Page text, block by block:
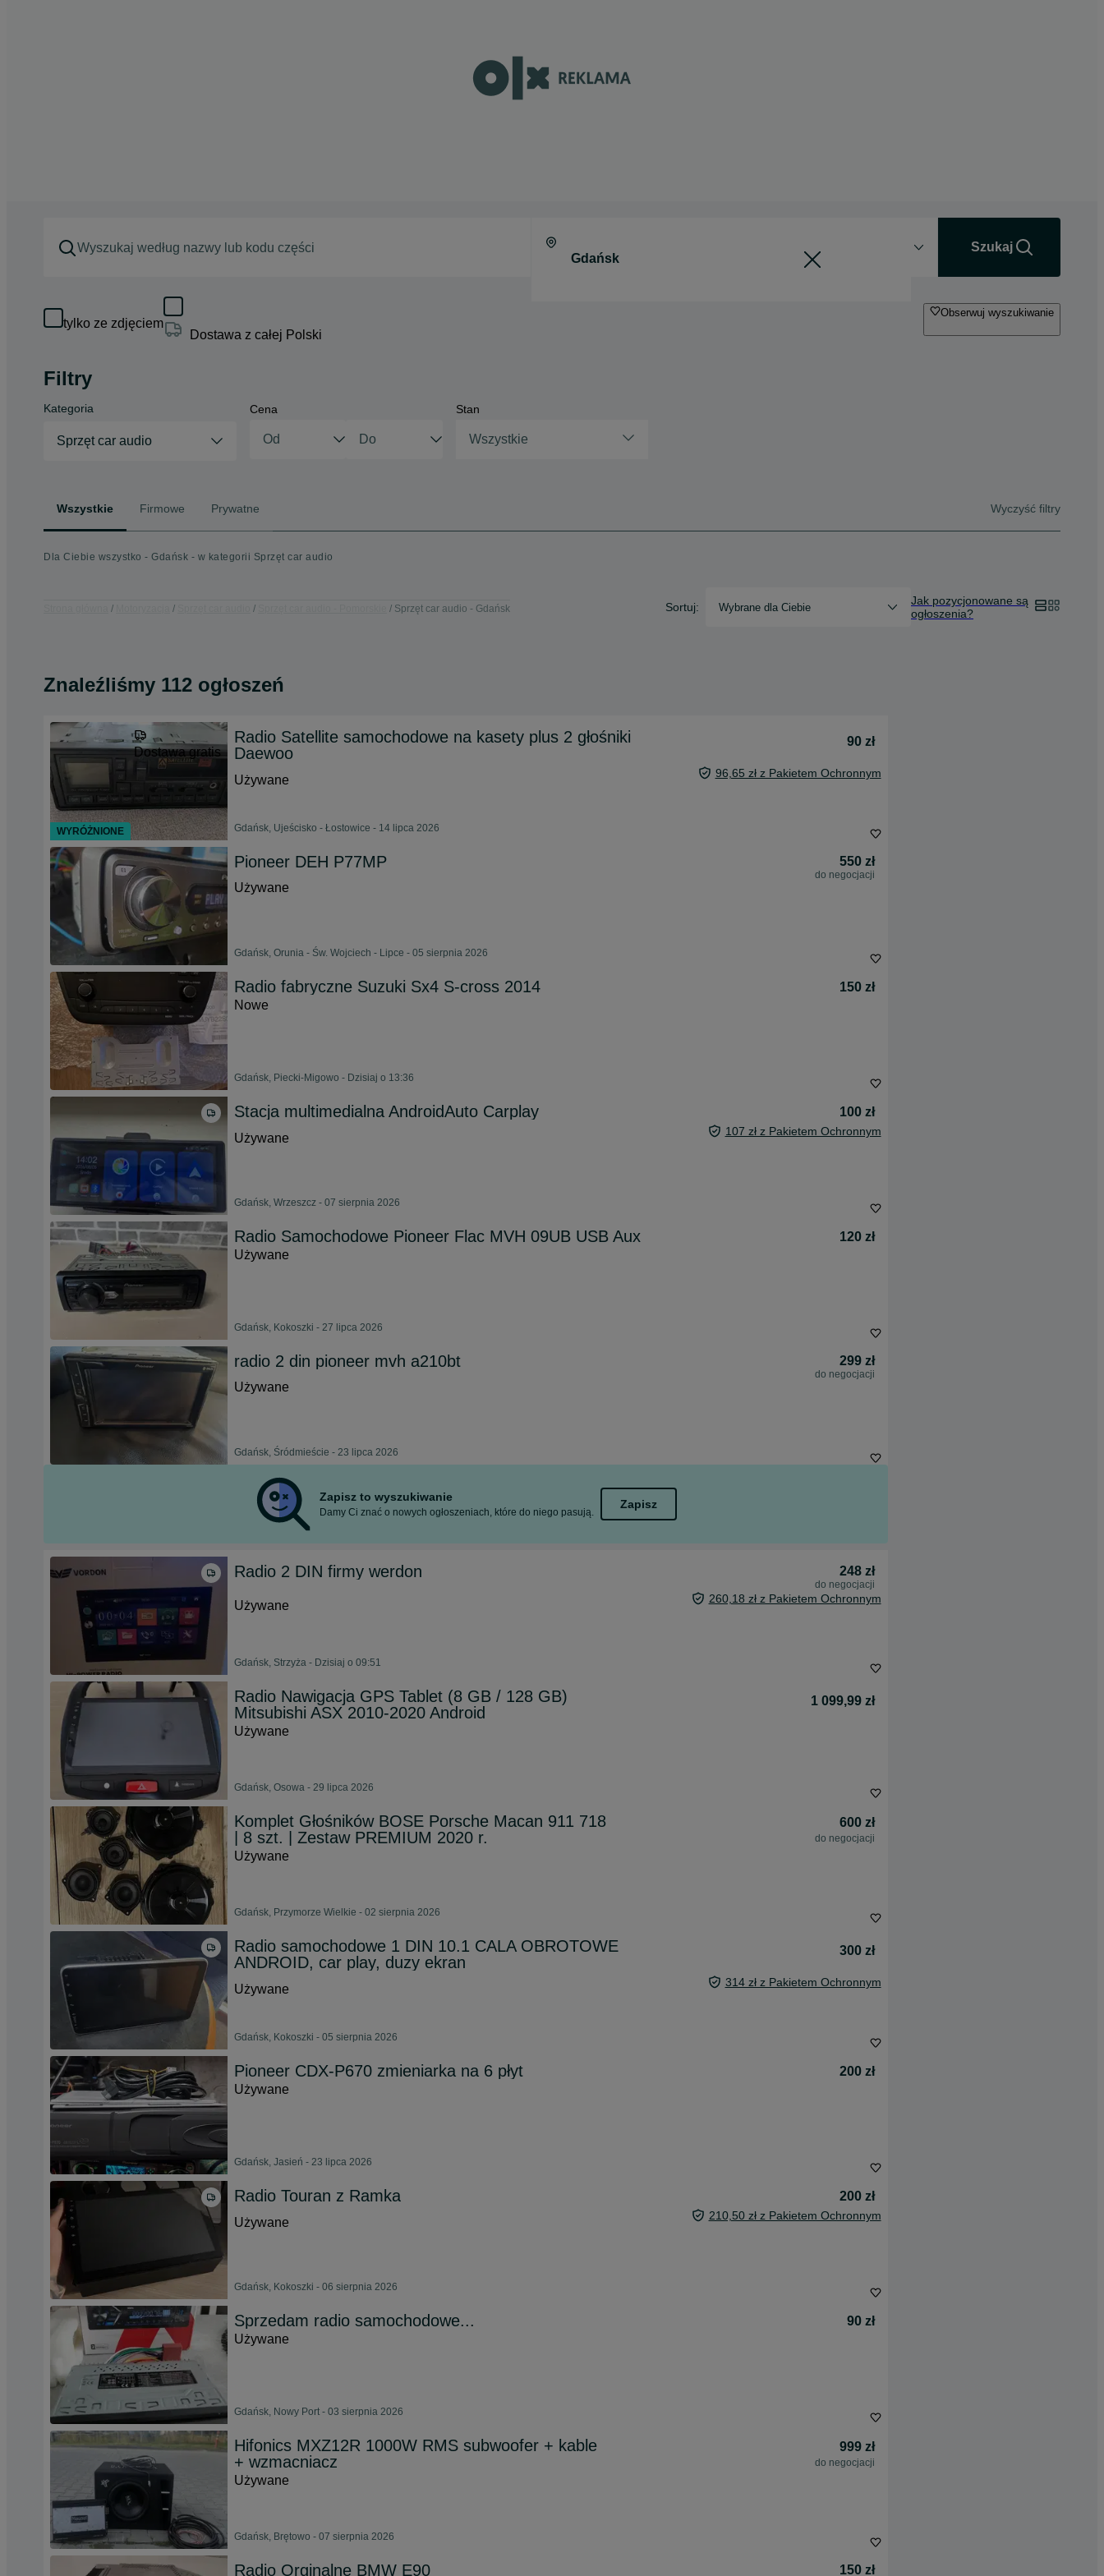
Szukaj
tylko ze zdjęciem
Dostawa z całej Polski
Obserwuj wyszukiwanie
Filtry
Kategoria
Sprzęt car audio
Cena Stan
Wszystkie
Wszystkie Firmowe Prywatne Wyczyść filtry
Dla Ciebie wszystko - Gdańsk - w kategorii Sprzęt car audio
Sprzęt car audio - Gdańsk Sortuj: Wybrane dla Ciebie
Jak pozycjonowane są
ogłoszenia?
Znaleźliśmy 112 ogłoszeń
Dostawa gratis
Radio Satellite samochodowe na kasety plus 2 głośniki
Daewoo
90 zł
Używane 96,65 zł z Pakietem Ochronnym
Gdańsk, Ujeścisko - Łostowice - 14 lipca 2026
Pioneer DEH P77MP 550 zł
do negocjacji
Używane
Gdańsk, Orunia - Św. Wojciech - Lipce - 05 sierpnia 2026
Radio fabryczne Suzuki Sx4 S-cross 2014
150 zł
Nowe
Gdańsk, Piecki-Migowo - Dzisiaj o 13:36
Stacja multimedialna AndroidAuto Carplay
100 zł
Używane
107 zł z Pakietem Ochronnym
Gdańsk, Wrzeszcz - 07 sierpnia 2026
Radio Samochodowe Pioneer Flac MVH 09UB USB Aux
120 zł
Używane
Gdańsk, Kokoszki - 27 lipca 2026
radio 2 din pioneer mvh a210bt 299 zł
do negocjacji
Używane
Gdańsk, Śródmieście - 23 lipca 2026
Zapisz to wyszukiwanie
Damy Ci znać o nowych ogłoszeniach, które do niego pasują.
Zapisz
Radio 2 DIN firmy werdon 248 zł
do negocjacji
Używane 260,18 zł z Pakietem Ochronnym
Gdańsk, Strzyża - Dzisiaj o 09:51
Radio Nawigacja GPS Tablet (8 GB / 128 GB)
Mitsubishi ASX 2010-2020 Android
1 099,99 zł
Używane
Gdańsk, Osowa - 29 lipca 2026
Komplet Głośników BOSE Porsche Macan 911 718
| 8 szt. | Zestaw PREMIUM 2020 r.
600 zł
do negocjacji
Używane
Gdańsk, Przymorze Wielkie - 02 sierpnia 2026
Radio samochodowe 1 DIN 10.1 CALA OBROTOWE
ANDROID, car play, duzy ekran
300 zł
Używane 314 zł z Pakietem Ochronnym
Gdańsk, Kokoszki - 05 sierpnia 2026
Pioneer CDX-P670 zmieniarka na 6 płyt
200 zł
Używane
Gdańsk, Jasień - 23 lipca 2026
Radio Touran z Ramka
200 zł
Używane
210,50 zł z Pakietem Ochronnym
Gdańsk, Kokoszki - 06 sierpnia 2026
Sprzedam radio samochodowe...
90 zł
Używane
Gdańsk, Nowy Port - 03 sierpnia 2026
Hifonics MXZ12R 1000W RMS subwoofer + kable
+ wzmacniacz
999 zł
do negocjacji
Używane
Gdańsk, Brętowo - 07 sierpnia 2026
Radio Orginalne BMW E90 150 zł
WYRÓŻNIONE